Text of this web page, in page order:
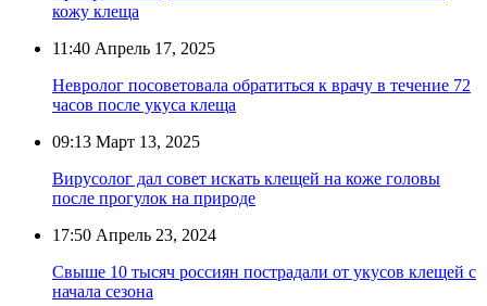
кожу клеща
11:40 Апрель 17, 2025
Невролог посоветовала обратиться к врачу в течение 72
часов после укуса клеща
09:13 Март 13, 2025
Вирусолог дал совет искать клещей на коже головы
после прогулок на природе
17:50 Апрель 23, 2024
Свыше 10 тысяч россиян пострадали от укусов клещей с
начала сезона